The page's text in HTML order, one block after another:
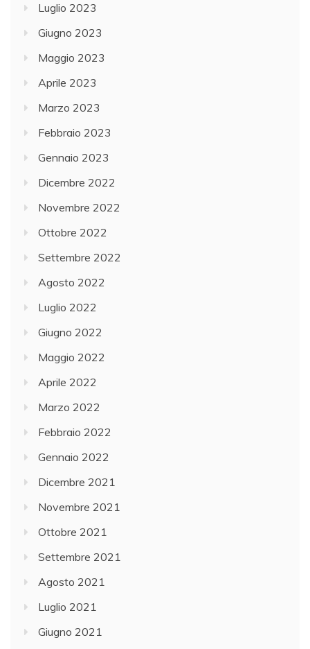
Luglio 2023
Giugno 2023
Maggio 2023
Aprile 2023
Marzo 2023
Febbraio 2023
Gennaio 2023
Dicembre 2022
Novembre 2022
Ottobre 2022
Settembre 2022
Agosto 2022
Luglio 2022
Giugno 2022
Maggio 2022
Aprile 2022
Marzo 2022
Febbraio 2022
Gennaio 2022
Dicembre 2021
Novembre 2021
Ottobre 2021
Settembre 2021
Agosto 2021
Luglio 2021
Giugno 2021